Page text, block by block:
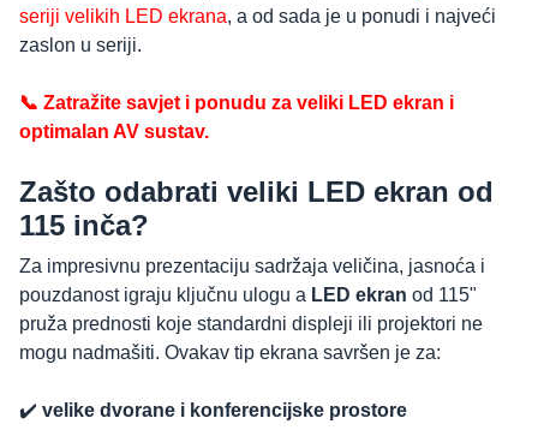
seriji velikih LED ekrana, a od sada je u ponudi i najveći
zaslon u seriji.
📞 Zatražite savjet i ponudu za veliki LED ekran i
optimalan AV sustav.
Zašto odabrati veliki LED ekran od
115 inča?
Za impresivnu prezentaciju sadržaja veličina, jasnoća i
pouzdanost igraju ključnu ulogu a LED ekran od 115"
pruža prednosti koje standardni displeji ili projektori ne
mogu nadmašiti. Ovakav tip ekrana savršen je za:
✔️ velike dvorane i konferencijske prostore